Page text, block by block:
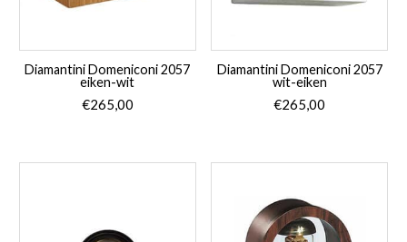
Diamantini Domeniconi 2057
eiken-wit
€265,00
Diamantini Domeniconi 2057
wit-eiken
€265,00